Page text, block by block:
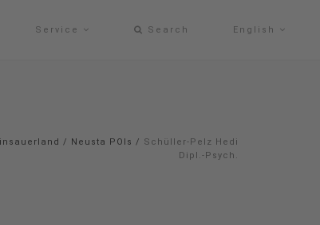
Service Search English
/ Neusta POIs / Schüller-Pelz Hedi
Dipl.-Psych.